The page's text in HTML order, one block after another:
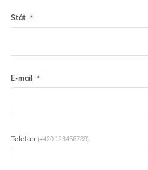
Stát
E-mail
Telefon (+420.123456789)